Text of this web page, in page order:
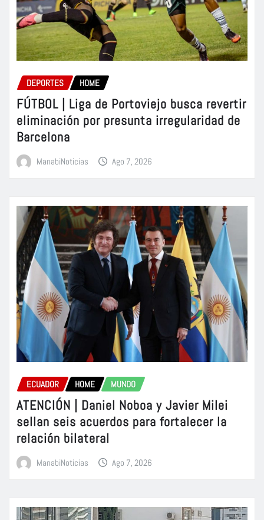
DEPORTES HOME
FÚTBOL | Liga de Portoviejo busca revertir
eliminación por presunta irregularidad de
Barcelona
ManabiNoticias Ago 7, 2026
ECUADOR HOME MUNDO
ATENCIÓN | Daniel Noboa y Javier Milei
sellan seis acuerdos para fortalecer la
relación bilateral
ManabiNoticias Ago 7, 2026